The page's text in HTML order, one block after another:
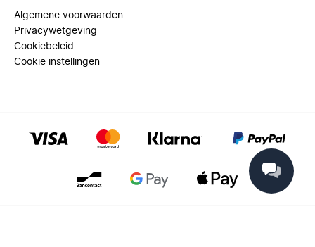
Algemene voorwaarden
Privacywetgeving
Cookiebeleid
Cookie instellingen